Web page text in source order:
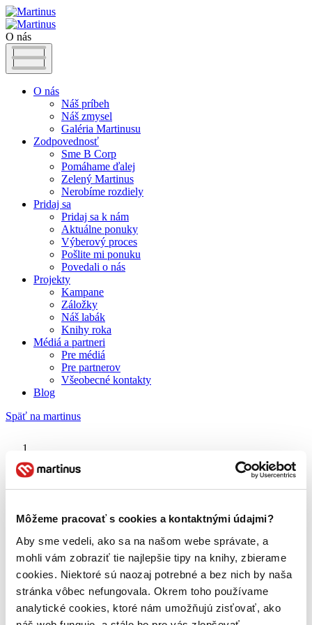
Môžeme pracovať s cookies a kontaktnými údajmi?
Aby sme vedeli, ako sa na našom webe správate, a
mohli vám zobraziť tie najlepšie tipy na knihy, zbierame
cookies. Niektoré sú naozaj potrebné a bez nich by naša
stránka vôbec nefungovala. Okrem toho používame
analytické cookies, ktoré nám umožňujú zisťovať, ako
O nás
O nás
Náš príbeh
Náš zmysel
Galéria Martinusu
Zodpovednosť
Sme B Corp
Pomáhame ďalej
Zelený Martinus
Nerobíme rozdiely
Pridaj sa
Pridaj sa k nám
Aktuálne ponuky
Výberový proces
Pošlite mi ponuku
Povedali o nás
Projekty
Kampane
Záložky
Náš labák
Knihy roka
Médiá a partneri
Pre médiá
Pre partnerov
Všeobecné kontakty
Blog
Späť na martinus
Majstrovský plán
O nás
Náš príbeh
Galéria Martinusu
Zodpovednosť
Sme B Corp